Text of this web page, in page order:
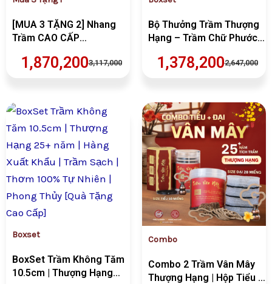
[MUA 3 TẶNG 2] Nhang
Trầm CAO CẤP
Sạch | Thơm | 100% Tự
3,117,000
1,870,200
Bộ Thưởng Trầm Thượng
Hạng – Trầm Chữ Phước +
2,647,000
1,378,200
Boxset
BoxSet Trầm Không Tăm
10.5cm | Thượng Hạng
Giá
gốc
VND1,129,000.
Giá
hiện
là:
VND846,750.
Combo
Combo 2 Trầm Vân Mây
Thượng Hạng | Hộp Tiểu –
Giá
gốc
là:
Giá
hiện
tại